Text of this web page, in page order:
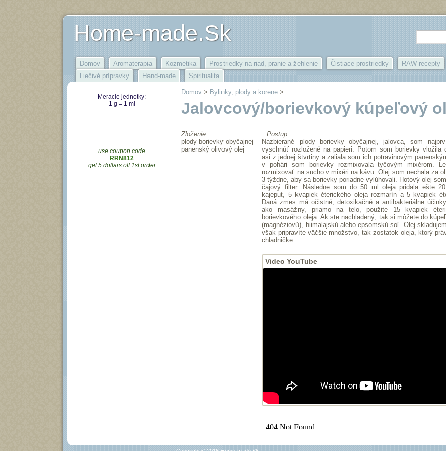
Home-made.Sk
Domov Aromaterapia Kozmetika Prostriedky na riad, pranie a žehlenie Čistiace prostriedky RAW recepty
Liečivé prípravky
Hand-made Spiritualita
Meracie jednotky:
1 g = 1 ml
use coupon code
RRN812
get 5 dollars off 1st order
Domov ‎ > ‎ Bylinky, plody a korene ‎ > ‎
Jalovcový/borievkový kúpeľový
Zloženie:
plody borievky obyčajnej
panenský olivový olej
Postup:
Nazbierané plody borievky obyčajnej, jalovca, som
vyschnúť rozložené na papieri. Potom som borievky vložila
asi z jednej štvrtiny a zaliala som ich potravinovým
v pohári som borievky rozmixovala tyčovým mixérom.
rozmixovať na sucho v mixéri na kávu. Olej som nechala za
3 týždne, aby sa borievky poriadne vylúhovali. Hotový olej
čajový filter. Následne som do 50 ml oleja pridala ešte
kajeput, 5 kvapiek éterického oleja rozmarín a 5 kvapiek
Daná zmes má očistné, detoxikačné a antibakteriálne
ako masážny, priamo na telo, použite 15 kvapiek
borievkového oleja. Ak ste nachladený, tak si môžete do
(magnéziovú), hiimalajskú alebo epsomskú soľ. Olej
však pripravíte väčšie množstvo, tak zostatok oleja, ktorý
chladničke.
Video YouTube